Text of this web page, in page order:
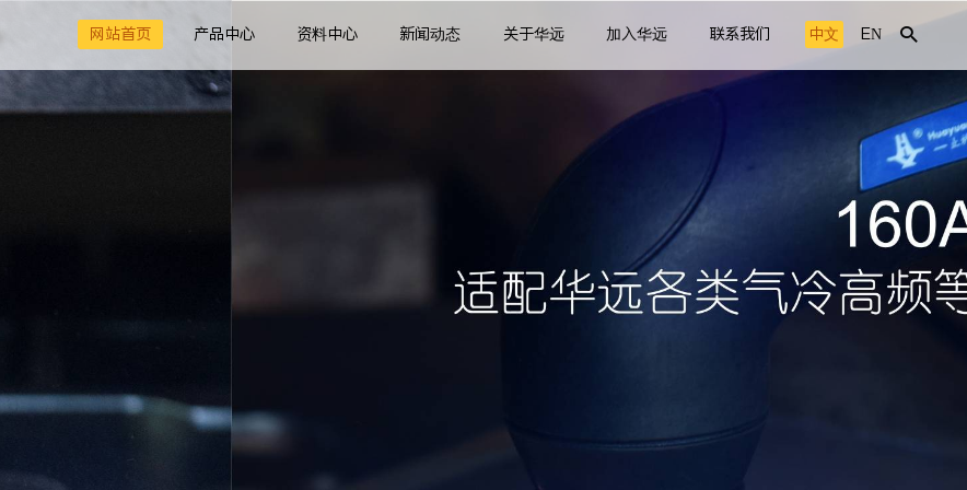
网站首页 产品中心 资料中心 新闻动态 关于华远 加入华远 联系我们 中文 EN 